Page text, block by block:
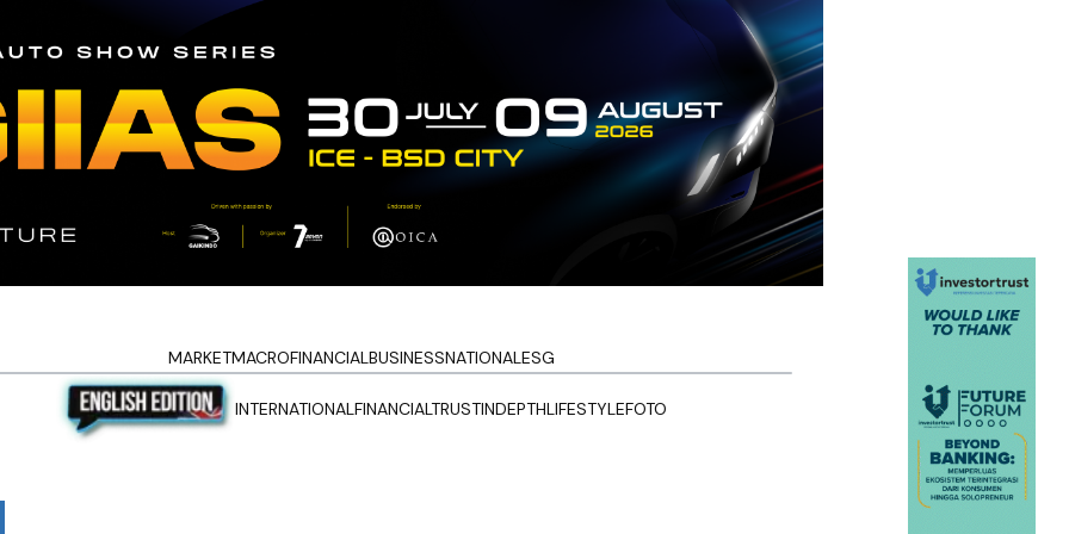
MARKETMACROFINANCIALBUSINESSNATIONALESG
INTERNATIONALFINANCIALTRUSTINDEPTHLIFESTYLEFOTO